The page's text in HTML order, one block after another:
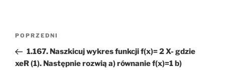
Nawigacja
Poprzedni
wpis
POPRZEDNI
1.167. Naszkicuj wykres funkcji f(x)= 2 X- gdzie
xeR (1). Następnie rozwią a) równanie f(x)=1 b)